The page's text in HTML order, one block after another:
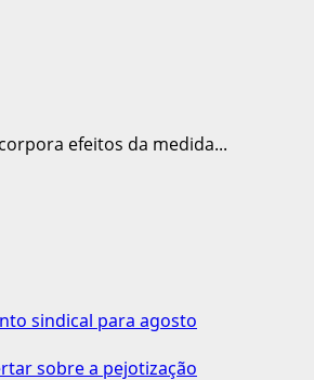
efeitos da medida...
sindical para agosto
sobre a pejotização